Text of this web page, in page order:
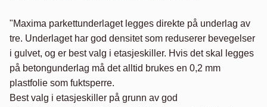
"Maxima parkettunderlaget legges direkte på underlag av
tre. Underlaget har god densitet som reduserer bevegelser
i gulvet, og er best valg i etasjeskiller. Hvis det skal legges
på betongunderlag må det alltid brukes en 0,2 mm
plastfolie som fuktsperre.
Best valg i etasjeskiller på grunn av god